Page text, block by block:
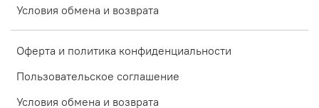
Условия обмена и возврата
Оферта и политика конфиденциальности
Пользовательское соглашение
Условия обмена и возврата